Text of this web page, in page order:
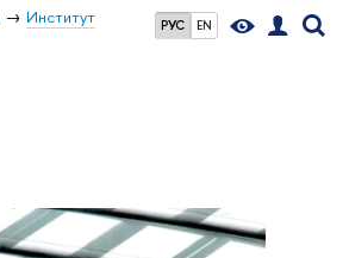
РУС EN
Институт